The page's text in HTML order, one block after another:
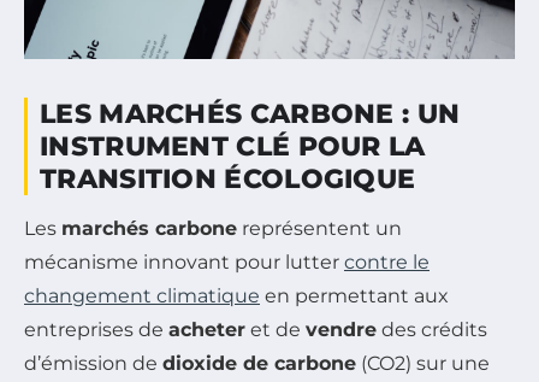
LES MARCHÉS CARBONE : UN
INSTRUMENT CLÉ POUR LA
TRANSITION ÉCOLOGIQUE
Les marchés carbone représentent un
mécanisme innovant pour lutter contre le
changement climatique en permettant aux
entreprises de acheter et de vendre des crédits
d’émission de dioxide de carbone (CO2) sur une